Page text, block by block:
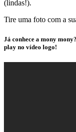
Tire uma foto com a
Já conhece a mony
play no vídeo logo!